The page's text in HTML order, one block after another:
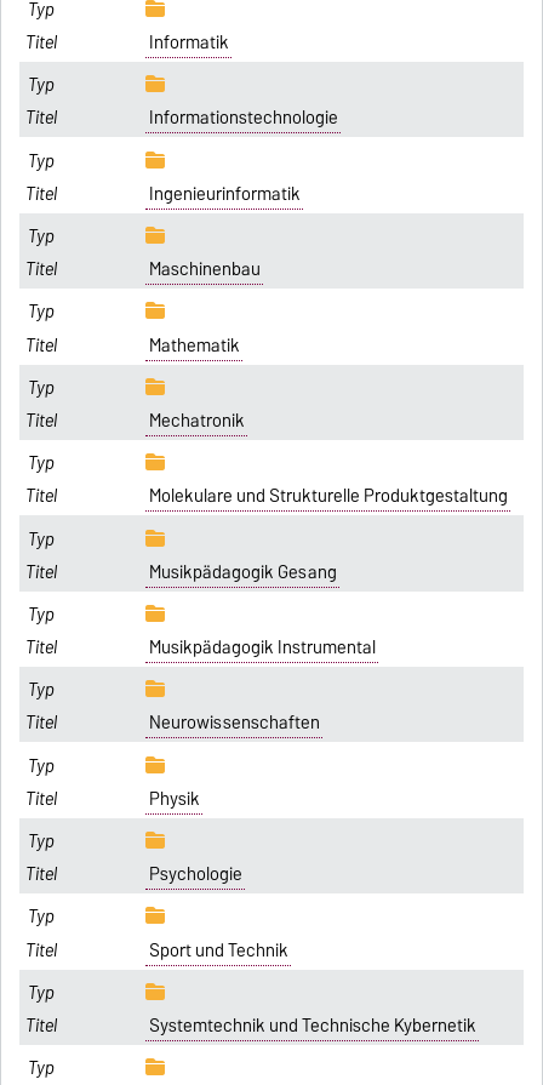
Informatik
Informationstechnologie
Ingenieurinformatik
Maschinenbau
Mathematik
Mechatronik
Molekulare und Strukturelle Produktgestaltung
Musikpädagogik Gesang
Musikpädagogik Instrumental
Neurowissenschaften
Physik
Psychologie
Sport und Technik
Systemtechnik und Technische Kybernetik